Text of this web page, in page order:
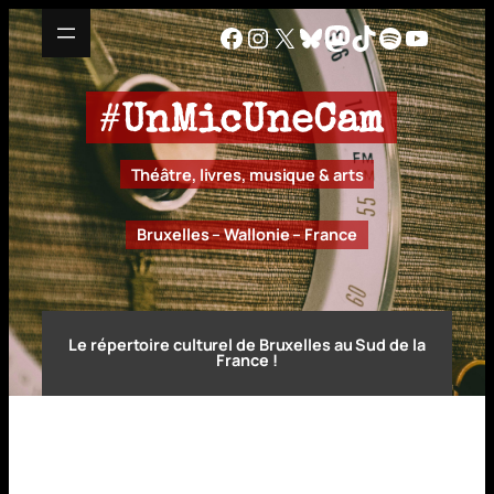
Aller
au
contenu
Facebook
Instagram
X Bluesky
Mastodon
TikTok
Spotify
#UnMicUneCam
Théâtre, livres, musique & arts
Bruxelles – Wallonie – France
Le répertoire culturel de Bruxelles au Sud de la
France !